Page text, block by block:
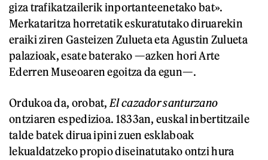
giza trafikatzailerik inportanteenetako bat».
Merkataritza horretatik eskuratutako diruarekin
eraiki ziren Gasteizen Zulueta eta Agustin Zulueta
palazioak, esate baterako —azken hori Arte
Ederren Museoaren egoitza da egun—.
Ordukoa da, orobat, El cazador santurzano
ontziaren espedizioa. 1833an, euskal inbertitzaile
talde batek dirua ipini zuen esklaboak
lekualdatzeko propio diseinatutako ontzi hura